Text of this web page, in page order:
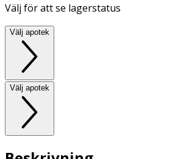
Välj för att se lagerstatus
Välj apotek
Välj apotek